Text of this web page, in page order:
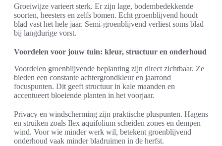
Groeiwijze varieert sterk. Er zijn lage, bodembedekkende
soorten, heesters en zelfs bomen. Echt groenblijvend houdt
blad vast het hele jaar. Semi-groenblijvend verliest soms blad
bij langdurige vorst.
Voordelen voor jouw tuin: kleur, structuur en onderhoud
Voordelen groenblijvende beplanting zijn direct zichtbaar. Ze
bieden een constante achtergrondkleur en jaarrond
focuspunten. Dit geeft structuur in kale maanden en
accentueert bloeiende planten in het voorjaar.
Privacy en windscherming zijn praktische pluspunten. Hagens
en struiken zoals Ilex aquifolium scheiden zones en dempen
wind. Voor wie minder werk wil, betekent groenblijvend
onderhoud vaak minder bladruimen in de herfst.